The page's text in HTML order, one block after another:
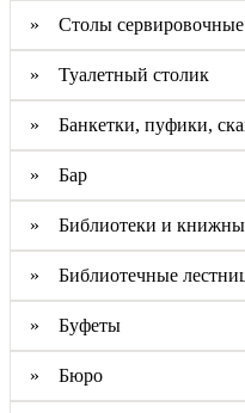
» Столы сервировочные
» Туалетный столик
» Банкетки, пуфики,
» Бар
» Библиотеки и
» Библиотечные
» Буфеты
» Бюро